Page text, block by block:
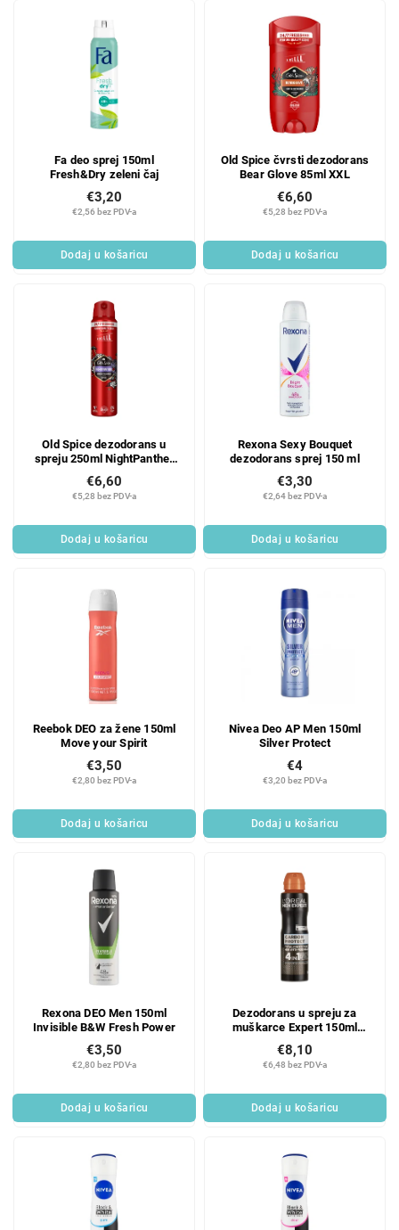
Fa deo sprej 150ml
Fresh&Dry zeleni čaj
€2,56 bez PDV-a
€3,20
Dodaj u košaricu
Old Spice čvrsti dezodorans
Bear Glove 85ml XXL
€5,28 bez PDV-a
€6,60
Dodaj u košaricu
Old Spice dezodorans u
spreju 250ml NightPanther
XXL
€5,28 bez PDV-a
€6,60
Dodaj u košaricu
Rexona Sexy Bouquet
dezodorans sprej 150 ml
€2,64 bez PDV-a
€3,30
Dodaj u košaricu
Reebok DEO za žene 150ml
Move your Spirit
€2,80 bez PDV-a
€3,50
Dodaj u košaricu
Nivea Deo AP Men 150ml
Silver Protect
€3,20 bez PDV-a
€4
Dodaj u košaricu
Rexona DEO Men 150ml
Invisible B&W Fresh Power
€2,80 bez PDV-a
€3,50
Dodaj u košaricu
Dezodorans u spreju za
muškarce Expert 150ml
€6,48 bez PDV-a
€8,10
Dodaj u košaricu